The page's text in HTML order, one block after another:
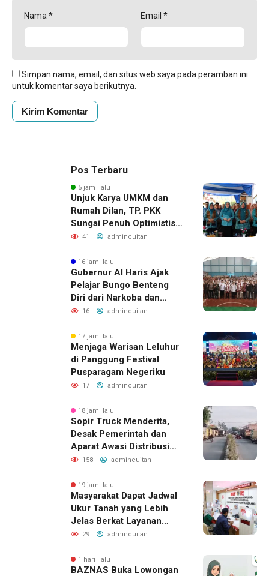
Nama * Email *
Simpan nama, email, dan situs web saya pada peramban ini
untuk komentar saya berikutnya.
Pos Terbaru
5 jam lalu
Unjuk Karya UMKM dan
Rumah Dilan, TP. PKK
Sungai Penuh Optimistis
Raih Juara di Tingkat
41 admincuitan
16 jam lalu
Gubernur Al Haris Ajak
Pelajar Bungo Benteng
Diri dari Narkoba dan
Judol
16 admincuitan
17 jam lalu
Menjaga Warisan Leluhur
di Panggung Festival
Pusparagam Negeriku
17 admincuitan
18 jam lalu
Sopir Truck Menderita,
Desak Pemerintah dan
Aparat Awasi Distribusi
Solar
158 admincuitan
19 jam lalu
Masyarakat Dapat Jadwal
Ukur Tanah yang Lebih
Jelas Berkat Layanan
Pengukuran Terjadwal
29 admincuitan
1 hari lalu
BAZNAS Buka Lowongan